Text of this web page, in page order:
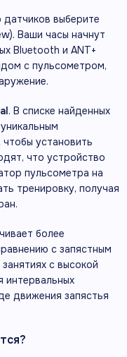
датчиков выберите
Ваши часы начнут
Bluetooth и ANT+
с пульсометром,
. В списке найденных
установить
что устройство
пульсометра на
тренировку, получая
более
с запястным
с высокой
интервальных
движения запястья